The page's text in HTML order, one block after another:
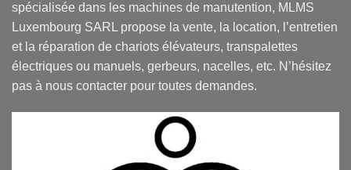
spécialisée dans les machines de manutention, MLMS
Luxembourg SARL propose la vente, la location, l’entretien
et la réparation de chariots élévateurs, transpalettes
électriques ou manuels, gerbeurs, nacelles, etc. N’hésitez
pas à nous contacter pour toutes demandes.